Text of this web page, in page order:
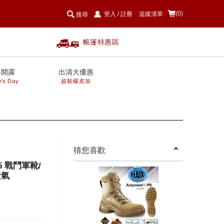
(0)
登入 / 註冊 追蹤清單
帳篷特惠區
搜尋
露
Day
出清大優惠
超殺巄底加
戰鬥軍靴/
猜您喜歡